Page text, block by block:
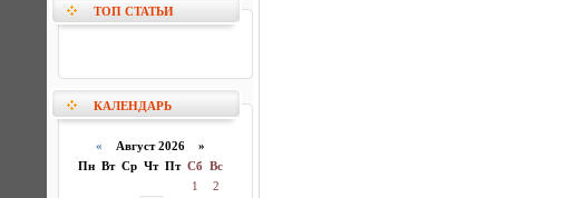
ТОП СТАТЬИ
КАЛЕНДАРЬ
« Август 2026 »
Пн Вт Ср Чт Пт Сб Вс
1
2